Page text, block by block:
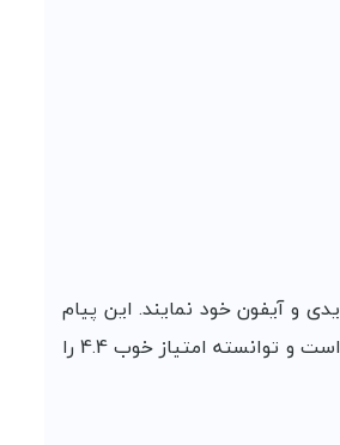
و آیفون خود نمایند. این پیام
رسان کاملا رایگان بوده و هیچ هزینه ای برای ثبت نام در آن گرفته نمی شود. این برنامه تاکنون بیش از یک میلیون بار از طریق گوگل پلی دانلود شده است و توانسته امتیاز خوب 4.4 را